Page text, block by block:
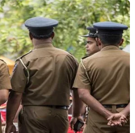
phụ huynh
của con cái
tác mở rộng
VietQR